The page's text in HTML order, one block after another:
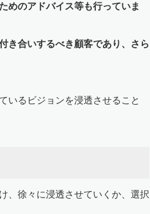
めのアドバイス等も行っていま
き合いするべき顧客であり、さら
いるビジョンを浸透させること
、徐々に浸透させていくか、選択